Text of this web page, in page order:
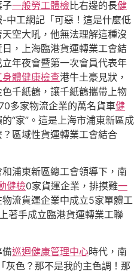
子一般勞工體檢比右邊的長健
中工網記「可惡！這是什麼低
空大吼，他無法理解這種沒
，上海臨港貨運轉業工會結
立年夜會暨第一次會員代表年
體健康檢查港牛土豪見狀，
千紙鶴，讓千紙鶴攜帶上物
多家物流企業的萬名貨車健
“家”。這是上海市浦東新區成
區域性貨運轉業工會結合
浦東新區總工會領導下，南
健檢0家貨運企業，排摸難一
流貨運企業中成立5家單體工
著手成立臨港貨運轉業工聯
巡迴健康管理中心時代，南
灰色？那不是我的主色調！那